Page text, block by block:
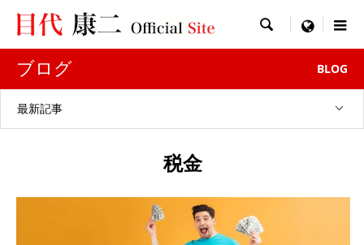
 menu
ブログ BLOG
最新記事
税金